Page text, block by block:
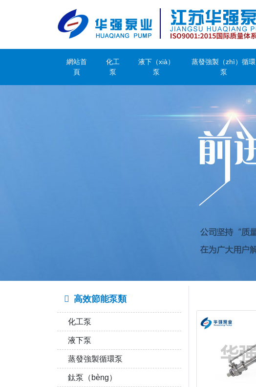
網站首
頁
化工
泵
液下（xià）
泵
蒸發強製（zhì）循環
泵
高效節能泵類
化工泵
液下泵
蒸發強製循環泵
鈦泵（bèng）